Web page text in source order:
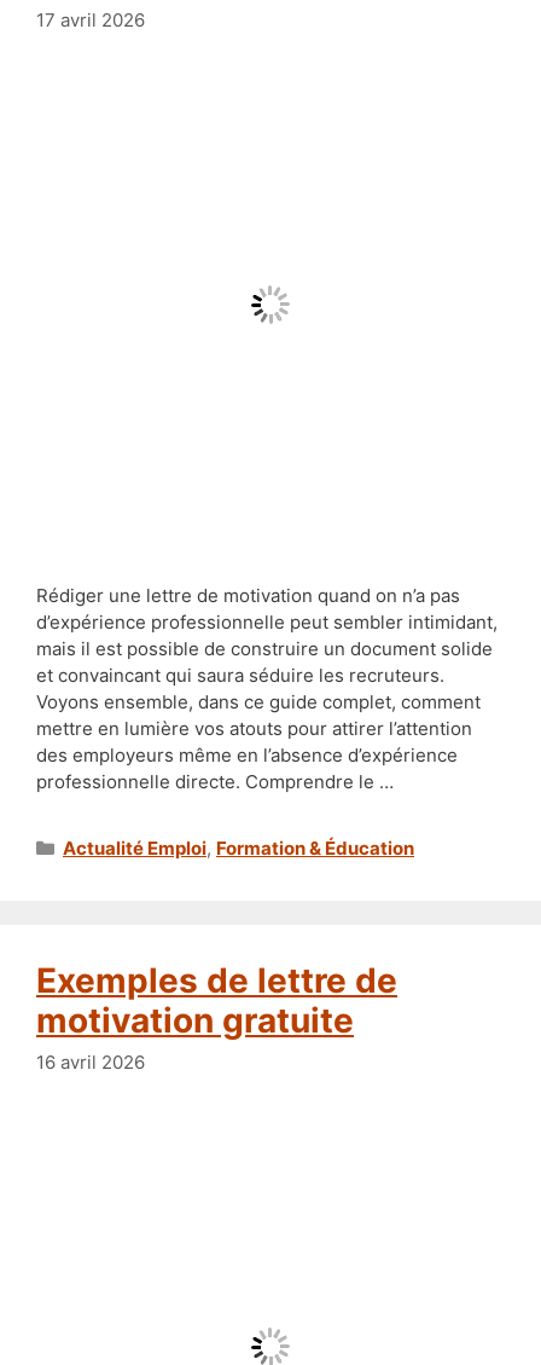
17 avril 2026
Rédiger une lettre de motivation quand on n’a pas
d’expérience professionnelle peut sembler intimidant,
mais il est possible de construire un document solide
et convaincant qui saura séduire les recruteurs.
Voyons ensemble, dans ce guide complet, comment
mettre en lumière vos atouts pour attirer l’attention
des employeurs même en l’absence d’expérience
professionnelle directe. Comprendre le …
Catégories
Actualité Emploi, Formation & Éducation
Exemples de lettre de
motivation gratuite
16 avril 2026